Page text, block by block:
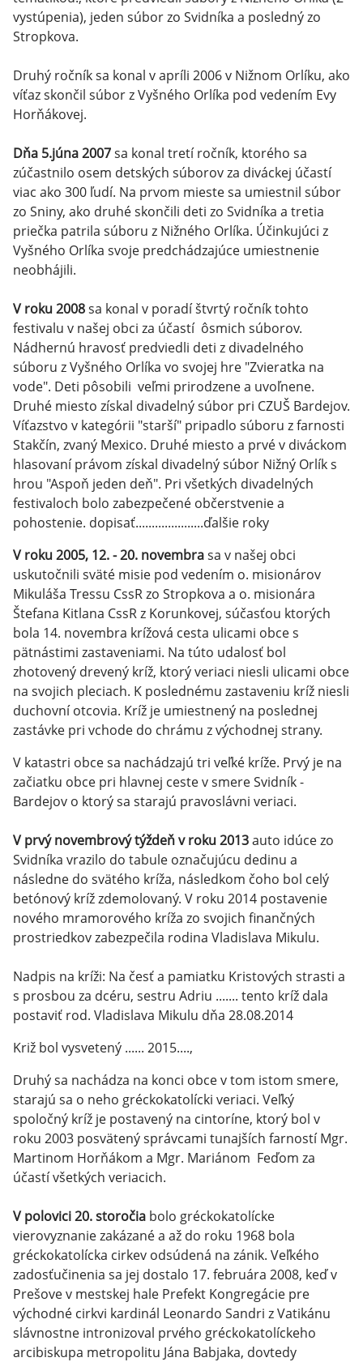
vystúpenia), jeden súbor zo Svidníka a posledný zo
Stropkova.
Druhý ročník sa konal v apríli 2006 v Nižnom Orlíku, ako
víťaz skončil súbor z Vyšného Orlíka pod vedením Evy
Horňákovej.
Dňa 5.júna 2007sa konal tretí ročník, ktorého sa
zúčastnilo osem detských súborov za diváckej účastí
viac ako 300 ľudí. Na prvom mieste sa umiestnil súbor
zo Sniny, ako druhé skončili deti zo Svidníka a tretia
priečka patrila súboru z Nižného Orlíka. Účinkujúci z
Vyšného Orlíka svoje predchádzajúce umiestnenie
neobhájili.
V roku 2008sa konal v poradí štvrtý ročník tohto
festivalu v našej obci za účastí ôsmich súborov.
Nádhernú hravosť predviedli deti z divadelného
súboru z Vyšného Orlíka vo svojej hre "Zvieratka na
vode". Deti pôsobili veľmi prirodzene a uvoľnene.
Druhé miesto získal divadelný súbor pri CZUŠ Bardejov.
Víťazstvo v kategórii "starší" pripadlo súboru z farnosti
Stakčín, zvaný Mexico. Druhé miesto a prvé v diváckom
hlasovaní právom získal divadelný súbor Nižný Orlík s
hrou "Aspoň jeden deň". Pri všetkých divadelných
festivaloch bolo zabezpečené občerstvenie a
pohostenie. dopisať.....................ďalšie roky
V roku 2005, 12. - 20. novembrasa v našej obci
uskutočnili sväté misie pod vedením o. misionárov
Mikuláša Tressu CssR zo Stropkova a o. misionára
Štefana Kitlana CssR z Korunkovej, súčasťou ktorých
bola 14. novembra krížová cesta ulicami obce s
pätnástimi zastaveniami. Na túto udalosť bol
zhotovený drevený kríž, ktorý veriaci niesli ulicami obce
na svojich pleciach. K poslednému zastaveniu kríž niesli
duchovní otcovia. Kríž je umiestnený na poslednej
zastávke pri vchode do chrámu z východnej strany.
V katastri obce sa nachádzajú tri veľké kríže. Prvý je na
začiatku obce pri hlavnej ceste v smere Svidník -
Bardejov o ktorý sa starajú pravoslávni veriaci.
V prvý novembrový týždeň v roku 2013auto idúce zo
Svidníka vrazilo do tabule označujúcu dedinu a
následne do svätého kríža, následkom čoho bol celý
betónový kríž zdemolovaný. V roku 2014 postavenie
nového mramorového kríža zo svojich finančných
prostriedkov zabezpečila rodina Vladislava Mikulu.
Nadpis na kríži: Na česť a pamiatku Kristových strasti a
s prosbou za dcéru, sestru Adriu ....... tento kríž dala
postaviť rod. Vladislava Mikulu dňa 28.08.2014
Križ bol vysvetený ...... 2015....,
Druhý sa nachádza na konci obce v tom istom smere,
starajú sa o neho gréckokatolícki veriaci. Veľký
spoločný kríž je postavený na cintoríne, ktorý bol v
roku 2003 posvätený správcami tunajších farností Mgr.
Martinom Horňákom a Mgr. Mariánom Feďom za
účastí všetkých veriacich.
V polovici 20. storočia bolo gréckokatolícke
vierovyznanie zakázané a až do roku 1968 bola
gréckokatolícka cirkev odsúdená na zánik. Veľkého
zadosťučinenia sa jej dostalo 17. februára 2008, keď v
Prešove v mestskej hale Prefekt Kongregácie pre
východné cirkvi kardinál Leonardo Sandri z Vatikánu
slávnostne intronizoval prvého gréckokatolíckeho
arcibiskupa metropolitu Jána Babjaka, dovtedy